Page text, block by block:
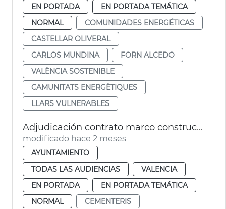
EN PORTADA
EN PORTADA TEMÁTICA
NORMAL
COMUNIDADES ENERGÉTICAS
CASTELLAR OLIVERAL
CARLOS MUNDINA
FORN ALCEDO
VALÈNCIA SOSTENIBLE
CAMUNITATS ENERGÈTIQUES
LLARS VULNERABLES
Adjudicación contrato marco construcción nichos cementerios municipales
modificado hace 2 meses
AYUNTAMIENTO
TODAS LAS AUDIENCIAS
VALENCIA
EN PORTADA
EN PORTADA TEMÁTICA
NORMAL
CEMENTERIS